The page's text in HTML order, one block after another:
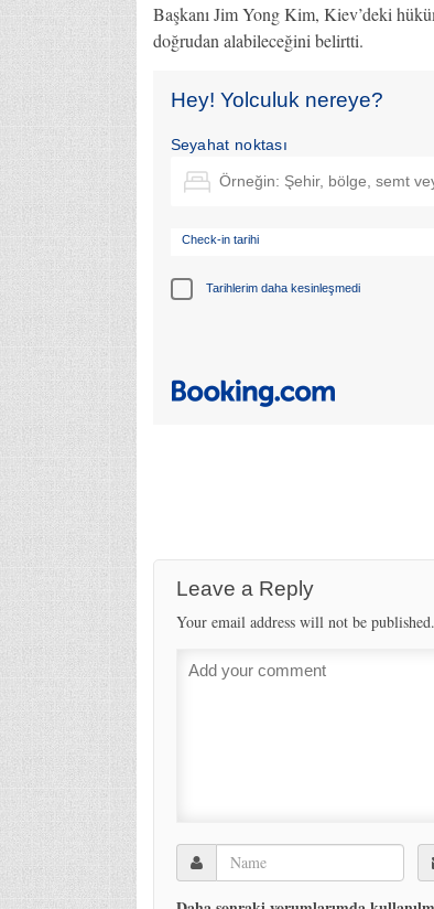
Başkanı Jim Yong Kim, Kiev’deki
doğrudan alabileceğini belirtti.
Hey! Yolculuk nereye?
Seyahat noktası
Check-in tarihi
Tarihlerim daha kesinleşmedi
Leave a Reply
Your email address will not be published.